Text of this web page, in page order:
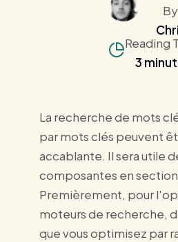
By
Reading
3
La recherche de mots
par mots clés peuvent
accablante. Il sera utile
composantes en
Premièrement, pour
moteurs de recherche,
que vous optimisez par